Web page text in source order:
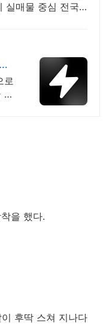
실매물 중심 전국
로
을 했다.
후딱 스쳐 지나다